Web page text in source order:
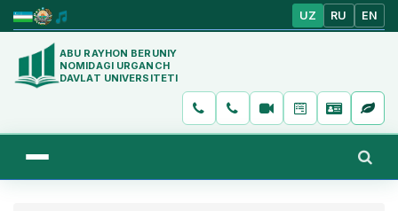
UZ RU EN
ABU RAYHON BERUNIY
NOMIDAGI URGANCH
DAVLAT UNIVERSITETI